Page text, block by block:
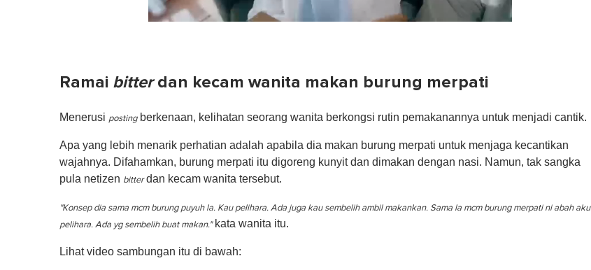
0%
Ramai bitterdan kecam wanita makan burung merpati
Menerusi postingberkenaan, kelihatan seorang wanita berkongsi rutin pemakanannya untuk menjadi cantik.
Apa yang lebih menarik perhatian adalah apabila dia makan burung merpati untuk menjaga kecantikan
wajahnya. Difahamkan, burung merpati itu digoreng kunyit dan dimakan dengan nasi. Namun, tak sangka
pula netizen bitterdan kecam wanita tersebut.
"Konsep dia sama mcm burung puyuh la. Kau pelihara. Ada juga kau sembelih ambil makankan. Sama la mcm burung merpati ni abah aku
pelihara. Ada yg sembelih buat makan."kata wanita itu.
Lihat video sambungan itu di bawah: